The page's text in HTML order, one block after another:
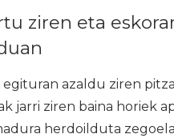
ziren eta
azaldu ziren
jarri ziren baina horiek
herdoilduta